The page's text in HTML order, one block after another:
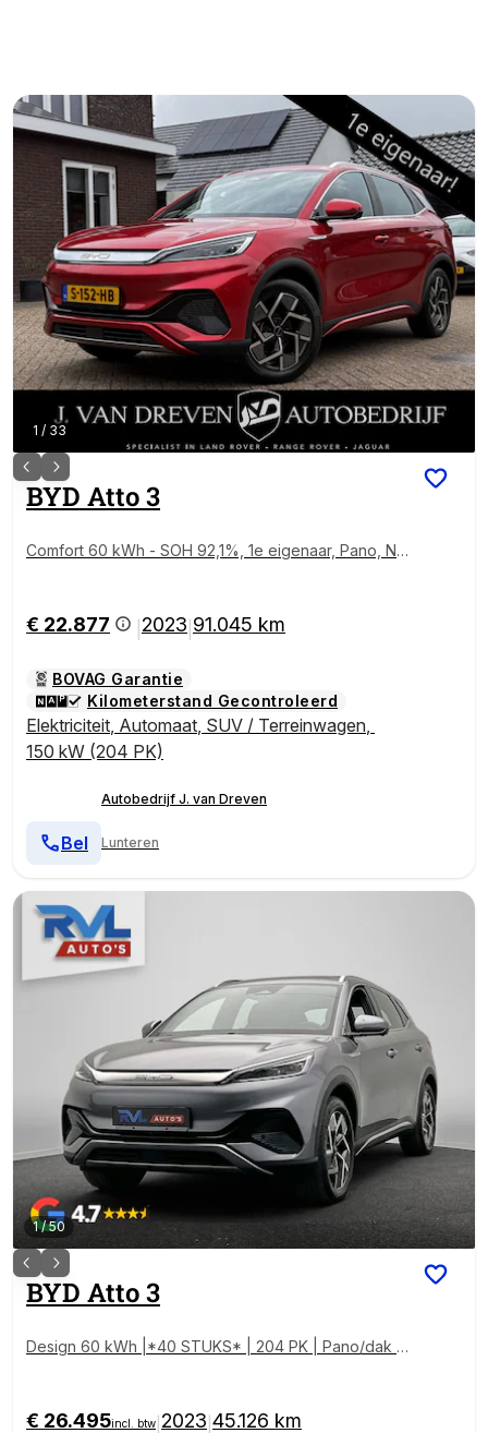
1 / 33
BYD Atto 3
Comfort 60 kWh - SOH 92,1%, 1e eigenaar, Pano, Na
€ 22.877 2023 91.045 km
BOVAG Garantie
Kilometerstand Gecontroleerd
Elektriciteit, Automaat, SUV / Terreinwagen,
150 kW (204 PK)
Autobedrijf J. van Dreven
Lunteren
Bel
1/50
BYD Atto 3
Design 60 kWh |*40 STUKS* | 204 PK | Pano/dak |
€ 26.495incl. btw 2023 45.126 km